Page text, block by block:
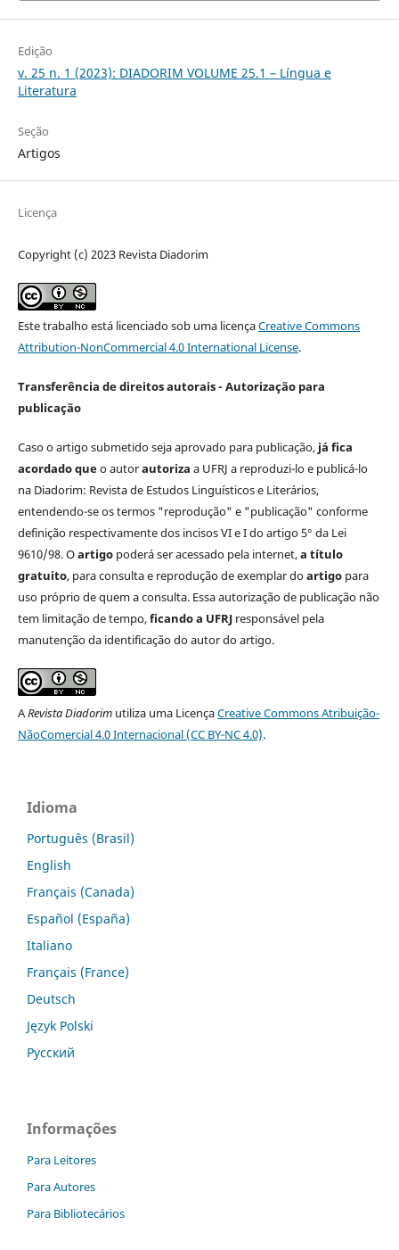
Edição
v. 25 n. 1 (2023): DIADORIM VOLUME 25.1 – Língua e
Literatura
Seção
Artigos
Licença
Copyright (c) 2023 Revista Diadorim
Este trabalho está licenciado sob uma licençaCreative Commons
Attribution-NonCommercial 4.0 International License.
Transferência de direitos autorais - Autorização para
publicação
Caso o artigo submetido seja aprovado para publicação, já fica
acordado queo autorautoriza a UFRJ a reproduzi-lo e publicá-lo
na Diadorim: Revista de Estudos Linguísticos e Literários,
entendendo-se os termos "reprodução" e "publicação" conforme
definição respectivamente dos incisos VI e I do artigo 5° da Lei
9610/98. Oartigopoderá ser acessado pela internet,a título
gratuito, para consulta e reprodução de exemplar doartigopara
uso próprio de quem a consulta. Essa autorização de publicação não
tem limitação de tempo,ficando a UFRJresponsável pela
manutenção da identificação do autor do artigo.
ARevista Diadorimutiliza uma LicençaCreative Commons Atribuição-
NãoComercial 4.0 Internacional (CC BY-NC 4.0).
Idioma
Português (Brasil)
English
Français (Canada)
Español (España)
Italiano
Français (France)
Deutsch
Język Polski
Русский
Informações
Para Leitores
Para Autores
Para Bibliotecários